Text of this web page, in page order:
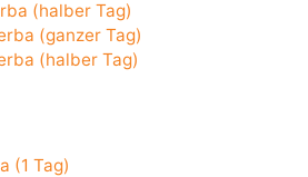
(24h)
(halber Tag)
(ganzer Tag)
(halber Tag)